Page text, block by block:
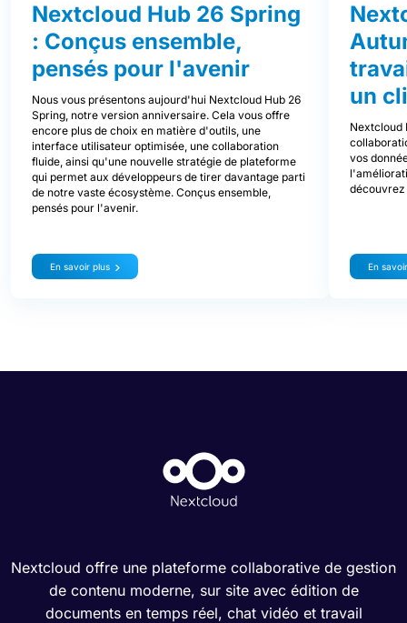
Nextcloud Hub 26 Spring
: Conçus ensemble,
pensés pour l'avenir
Nous vous présentons aujourd'hui Nextcloud Hub 26
Spring, notre version anniversaire. Cela vous offre
encore plus de choix en matière d'outils, une
interface utilisateur optimisée, une collaboration
fluide, ainsi qu'une nouvelle stratégie de plateforme
qui permet aux développeurs de tirer davantage parti
de notre vaste écosystème. Conçus ensemble,
pensés pour l'avenir.
En savoir plus
un
Nextcloud
vos
découvrez
En
Nextcloud offre une plateforme collaborative de gestion
de contenu moderne, sur site avec édition de
documents en temps réel, chat vidéo et travail